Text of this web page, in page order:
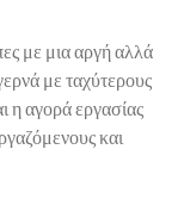
με μια αργή αλλά
με ταχύτερους
η αγορά εργασίας
και